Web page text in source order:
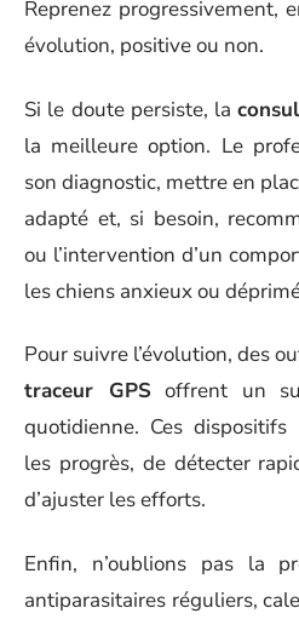
Reprenez progressivement,
évolution, positive ou non.
Si le doute persiste, la
la meilleure option. Le
son diagnostic, mettre en
adapté et, si besoin,
ou l’intervention d’un
les chiens anxieux ou
Pour suivre l’évolution, des
traceur GPSoffrent un
quotidienne. Ces dispositifs
les progrès, de détecter
d’ajuster les efforts.
Enfin, n’oublions pas la
antiparasitaires réguliers,